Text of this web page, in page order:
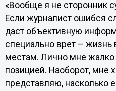
«Вообще я не сторонник
Если журналист ошибся
даст объективную
специально врет – жизнь
местам. Лично мне жалко
позицией. Наоборот, мне
представляю, насколько